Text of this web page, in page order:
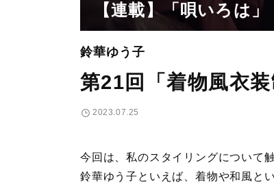
【連載】「唄いろは」
鈴華ゆう子
第21回「着物風衣
2023.07.25
今回は、私のスタイリングについて
鈴華ゆう子といえば、着物や和風と